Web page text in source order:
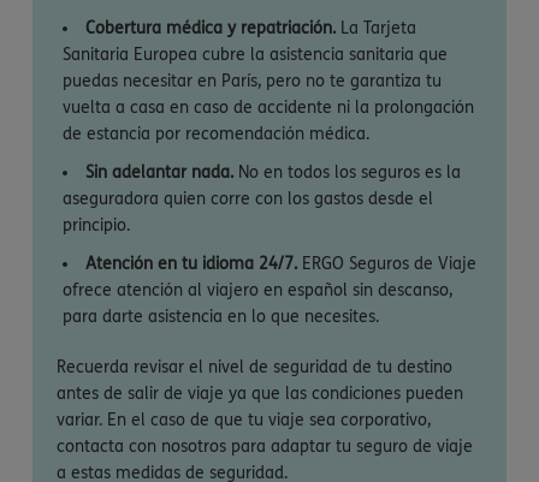
Cobertura médica y repatriación.La Tarjeta
Sanitaria Europea cubre la asistencia sanitaria que
puedas necesitar en París, pero no te garantiza tu
vuelta a casa en caso de accidente ni la prolongación
de estancia por recomendación médica.
Sin adelantar nada.No en todos los seguros es la
aseguradora quien corre con los gastos desde el
principio.
Atención en tu idioma 24/7.ERGO Seguros de Viaje
ofrece atención al viajero en español sin descanso,
para darte asistencia en lo que necesites.
Recuerda revisar el nivel de seguridad de tu destino
antes de salir de viaje ya que las condiciones pueden
variar. En el caso de que tu viaje sea corporativo,
contacta con nosotros para adaptar tu seguro de viaje
a estas medidas de seguridad.